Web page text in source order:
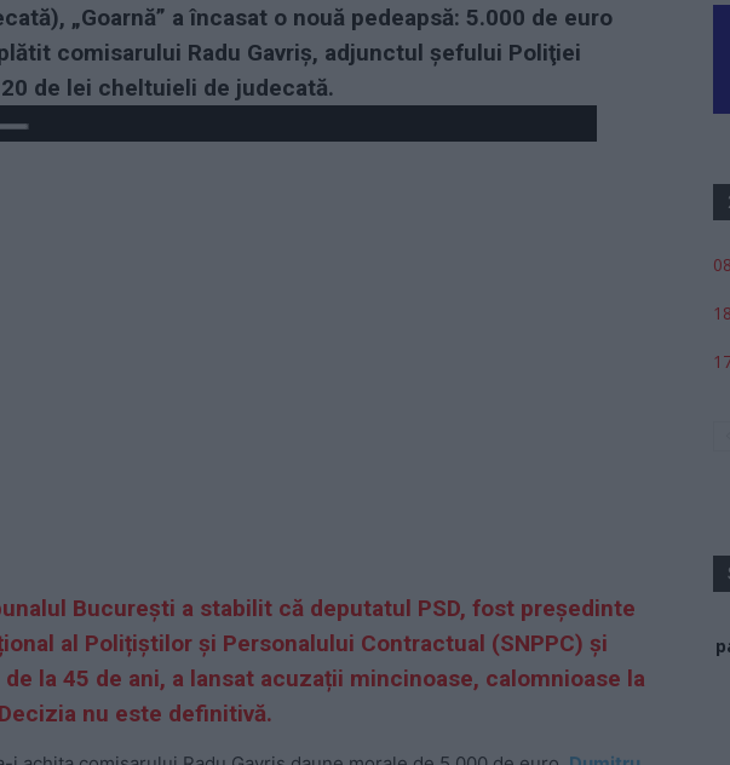
„Goarnă” a încasat o nouă pedeapsă: 5.000 de euro
comisarului Radu Gavriș, adjunctul şefului Poliţiei
de lei cheltuieli de judecată.
București a stabilit că deputatul PSD, fost președinte
al Polițiștilor și Personalului Contractual (SNPPC) și
la 45 de ani, a lansat acuzații mincinoase, calomnioase la
nu este definitivă.